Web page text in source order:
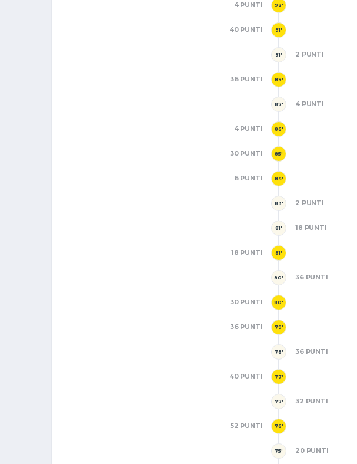
92'
4 PUNTI
91'
40 PUNTI
91' 2 PUNTI
89'
36 PUNTI
87' 4 PUNTI
86'
4 PUNTI
85'
30 PUNTI
84'
6 PUNTI
83' 2 PUNTI
81' 18 PUNTI
81'
18 PUNTI
80' 36 PUNTI
80'
30 PUNTI
79'
36 PUNTI
78' 36 PUNTI
77'
40 PUNTI
77' 32 PUNTI
76'
52 PUNTI
75' 20 PUNTI